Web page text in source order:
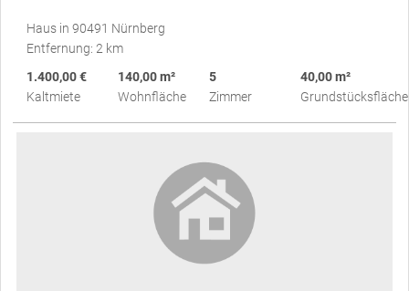
Haus in 90491 Nürnberg
Entfernung: 2 km
1.400,00 €
Kaltmiete
140,00 m²
Wohnfläche
5
Zimmer
40,00 m²
Grundstücksfläche